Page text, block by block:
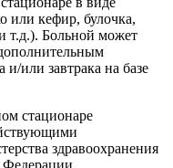
или кефир, булочка,
т.д.). Больной может
или завтрака на базе
стационаре
здравоохранения